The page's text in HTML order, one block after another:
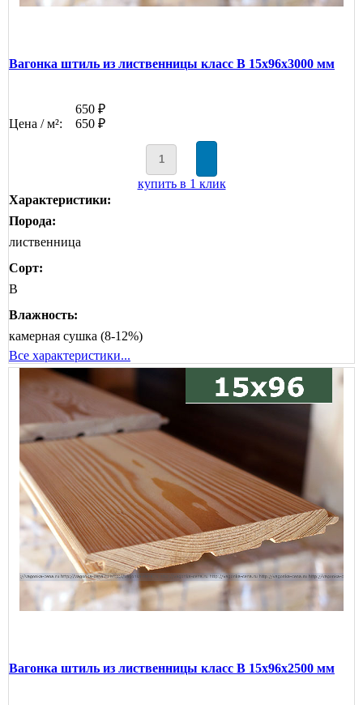
Вагонка штиль из лиственницы класс В 15x96x3000 мм
650 ₽
Цена / м²:
650 ₽
купить в 1 клик
Характеристики:
Порода:
лиственница
Сорт:
B
Влажность:
камерная сушка (8-12%)
Все характеристики...
Вагонка штиль из лиственницы класс В 15x96x2500 мм